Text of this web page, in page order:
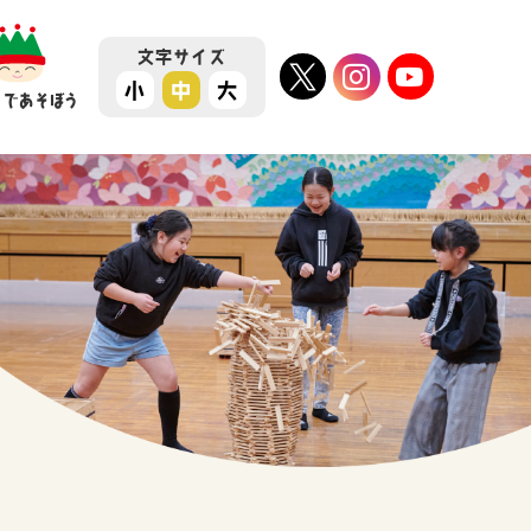
あそぼう
文字サイズ
小 中 大